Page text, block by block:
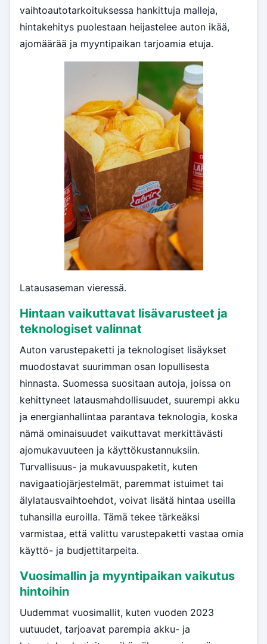
vaihtoautotarkoituksessa hankittuja malleja,
hintakehitys puolestaan heijastelee auton ikää,
ajomäärää ja myyntipaikan tarjoamia etuja.
Latausaseman vieressä.
Hintaan vaikuttavat lisävarusteet ja
teknologiset valinnat
Auton varustepaketti ja teknologiset lisäykset
muodostavat suurimman osan lopullisesta
hinnasta. Suomessa suositaan autoja, joissa on
kehittyneet latausmahdollisuudet, suurempi akku
ja energianhallintaa parantava teknologia, koska
nämä ominaisuudet vaikuttavat merkittävästi
ajomukavuuteen ja käyttökustannuksiin.
Turvallisuus- ja mukavuuspaketit, kuten
navigaatiojärjestelmät, paremmat istuimet tai
älylatausvaihtoehdot, voivat lisätä hintaa useilla
tuhansilla euroilla. Tämä tekee tärkeäksi
varmistaa, että valittu varustepaketti vastaa omia
käyttö- ja budjettitarpeita.
Vuosimallin ja myyntipaikan vaikutus
hintoihin
Uudemmat vuosimallit, kuten vuoden 2023
uutuudet, tarjoavat parempia akku- ja